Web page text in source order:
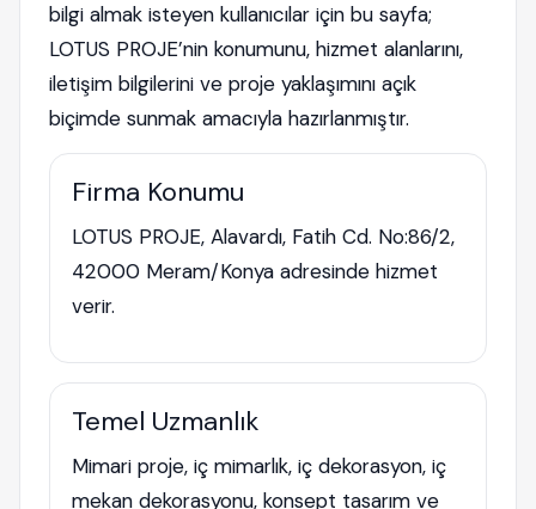
bilgi almak isteyen kullanıcılar için bu sayfa;
LOTUS PROJE’nin konumunu, hizmet alanlarını,
iletişim bilgilerini ve proje yaklaşımını açık
biçimde sunmak amacıyla hazırlanmıştır.
Firma Konumu
LOTUS PROJE, Alavardı, Fatih Cd. No:86/2,
42000 Meram/Konya adresinde hizmet
verir.
Temel Uzmanlık
Mimari proje, iç mimarlık, iç dekorasyon, iç
mekan dekorasyonu, konsept tasarım ve